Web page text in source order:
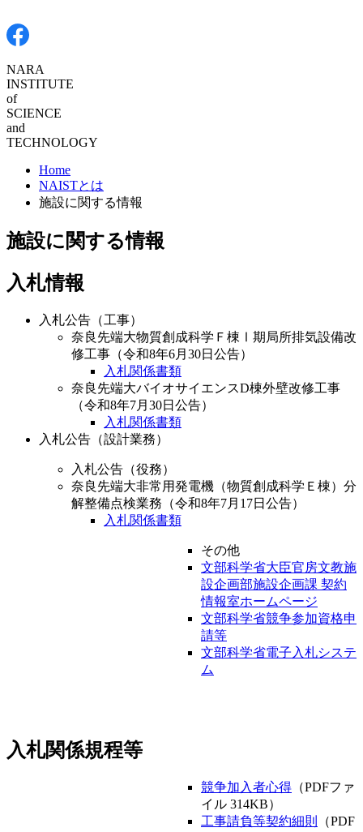
NARA
INSTITUTE
of SCIENCE
and
TECHNOLOGY
NAISTとは
施設に関する情報
施設に関する情報
入札情報
奈良先端大物質創成科学Ｆ棟Ⅰ期局所排気設備改
修工事（令和8年6月30日公告）
入札関係書類
奈良先端大バイオサイエンスD棟外壁改修工事
（令和8年7月30日公告）
入札関係書類
入札公告（設計業務）
奈良先端大非常用発電機（物質創成科学Ｅ棟）分
解整備点検業務（令和8年7月17日公告）
入札関係書類
文部科学省大臣官房文教施
設企画部施設企画課 契約
情報室ホームページ
文部科学省競争参加資格申
請等
文部科学省電子入札システ
ム
入札関係規程等
イル 314KB）
工事請負等契約細則
ファイル 123KB）